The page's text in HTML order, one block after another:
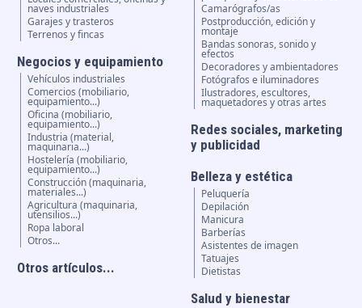
naves industriales
Garajes y trasteros
Terrenos y fincas
Negocios y equipamiento
Vehículos industriales
Comercios (mobiliario,
equipamiento...)
Oficina (mobiliario,
equipamiento...)
Industria (material,
maquinaria...)
Hostelería (mobiliario,
equipamiento...)
Construcción (maquinaria,
materiales...)
Agricultura (maquinaria,
utensilios...)
Ropa laboral
Otros...
Otros artículos...
Camarógrafos/as
Postproducción, edición y
montaje
Bandas sonoras, sonido y
efectos
Decoradores y ambientadores
Fotógrafos e iluminadores
Ilustradores, escultores,
maquetadores y otras artes
Redes sociales, marketing
y publicidad
Belleza y estética
Peluquería
Depilación
Manicura
Barberías
Asistentes de imagen
Tatuajes
Dietistas
Salud y bienestar